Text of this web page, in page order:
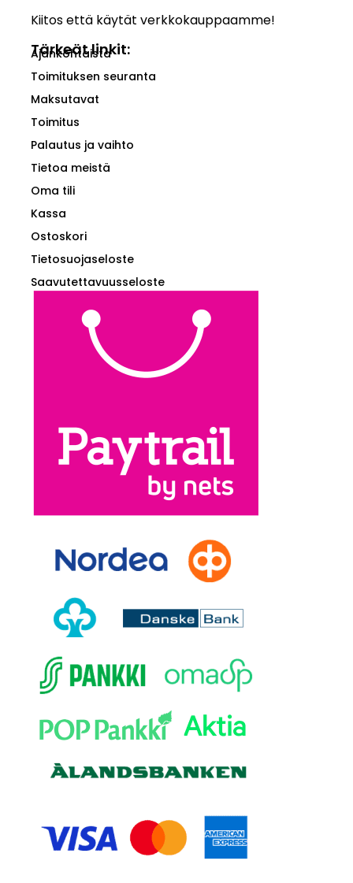
Kiitos että käytät verkkokauppaamme!
Tärkeät linkit:
Ajankohtaista
Toimituksen seuranta
Maksutavat
Toimitus
Palautus ja vaihto
Tietoa meistä
Oma tili
Kassa
Ostoskori
Tietosuojaseloste
Saavutettavuusseloste